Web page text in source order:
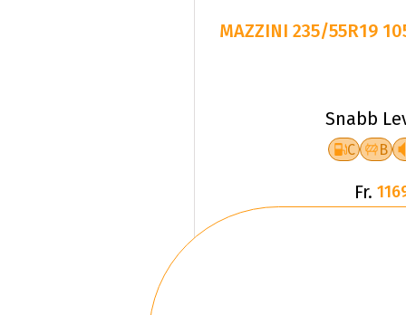
MAZZINI 235/55R19
Snabb
C B
Fr.